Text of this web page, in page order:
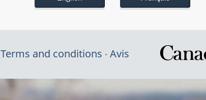
Terms and conditions Avis